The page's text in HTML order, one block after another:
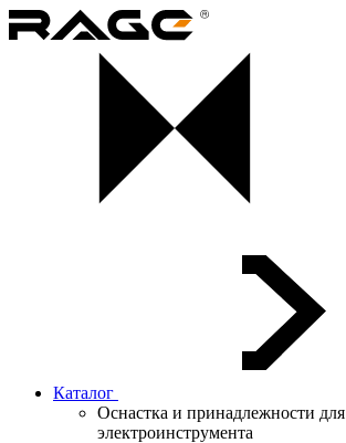
Каталог
Оснастка и принадлежности для
электроинструмента